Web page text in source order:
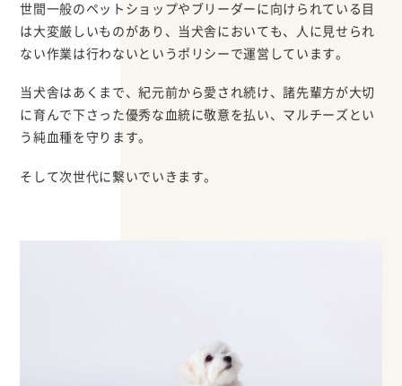
世間一般のペットショップやブリーダーに向けられている目
は大変厳しいものがあり、当犬舎においても、人に見せられ
ない作業は行わないというポリシーで運営しています。
当犬舎はあくまで、紀元前から愛され続け、諸先輩方が大切
に育んで下さった優秀な血統に敬意を払い、マルチーズとい
う純血種を守ります。
そして次世代に繋いでいきます。